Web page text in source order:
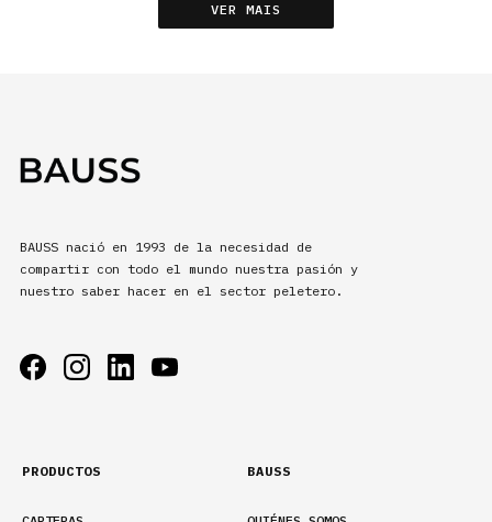
VER MAIS
BAUSS nació en 1993 de la necesidad de
compartir con todo el mundo nuestra pasión y
nuestro saber hacer en el sector peletero.
PRODUCTOS BAUSS